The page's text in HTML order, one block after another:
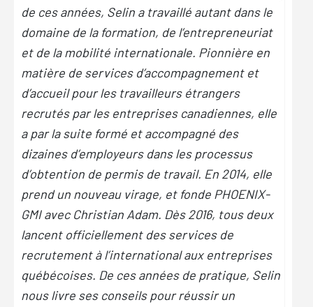
de ces années, Selin a travaillé autant dans le
domaine de la formation, de l’entrepreneuriat
et de la mobilité internationale. Pionnière en
matière de services d’accompagnement et
d’accueil pour les travailleurs étrangers
recrutés par les entreprises canadiennes, elle
a par la suite formé et accompagné des
dizaines d’employeurs dans les processus
d’obtention de permis de travail. En 2014, elle
prend un nouveau virage, et fonde PHOENIX-
GMI avec Christian Adam. Dès 2016, tous deux
lancent officiellement des services de
recrutement à l’international aux entreprises
québécoises. De ces années de pratique, Selin
nous livre ses conseils pour réussir un